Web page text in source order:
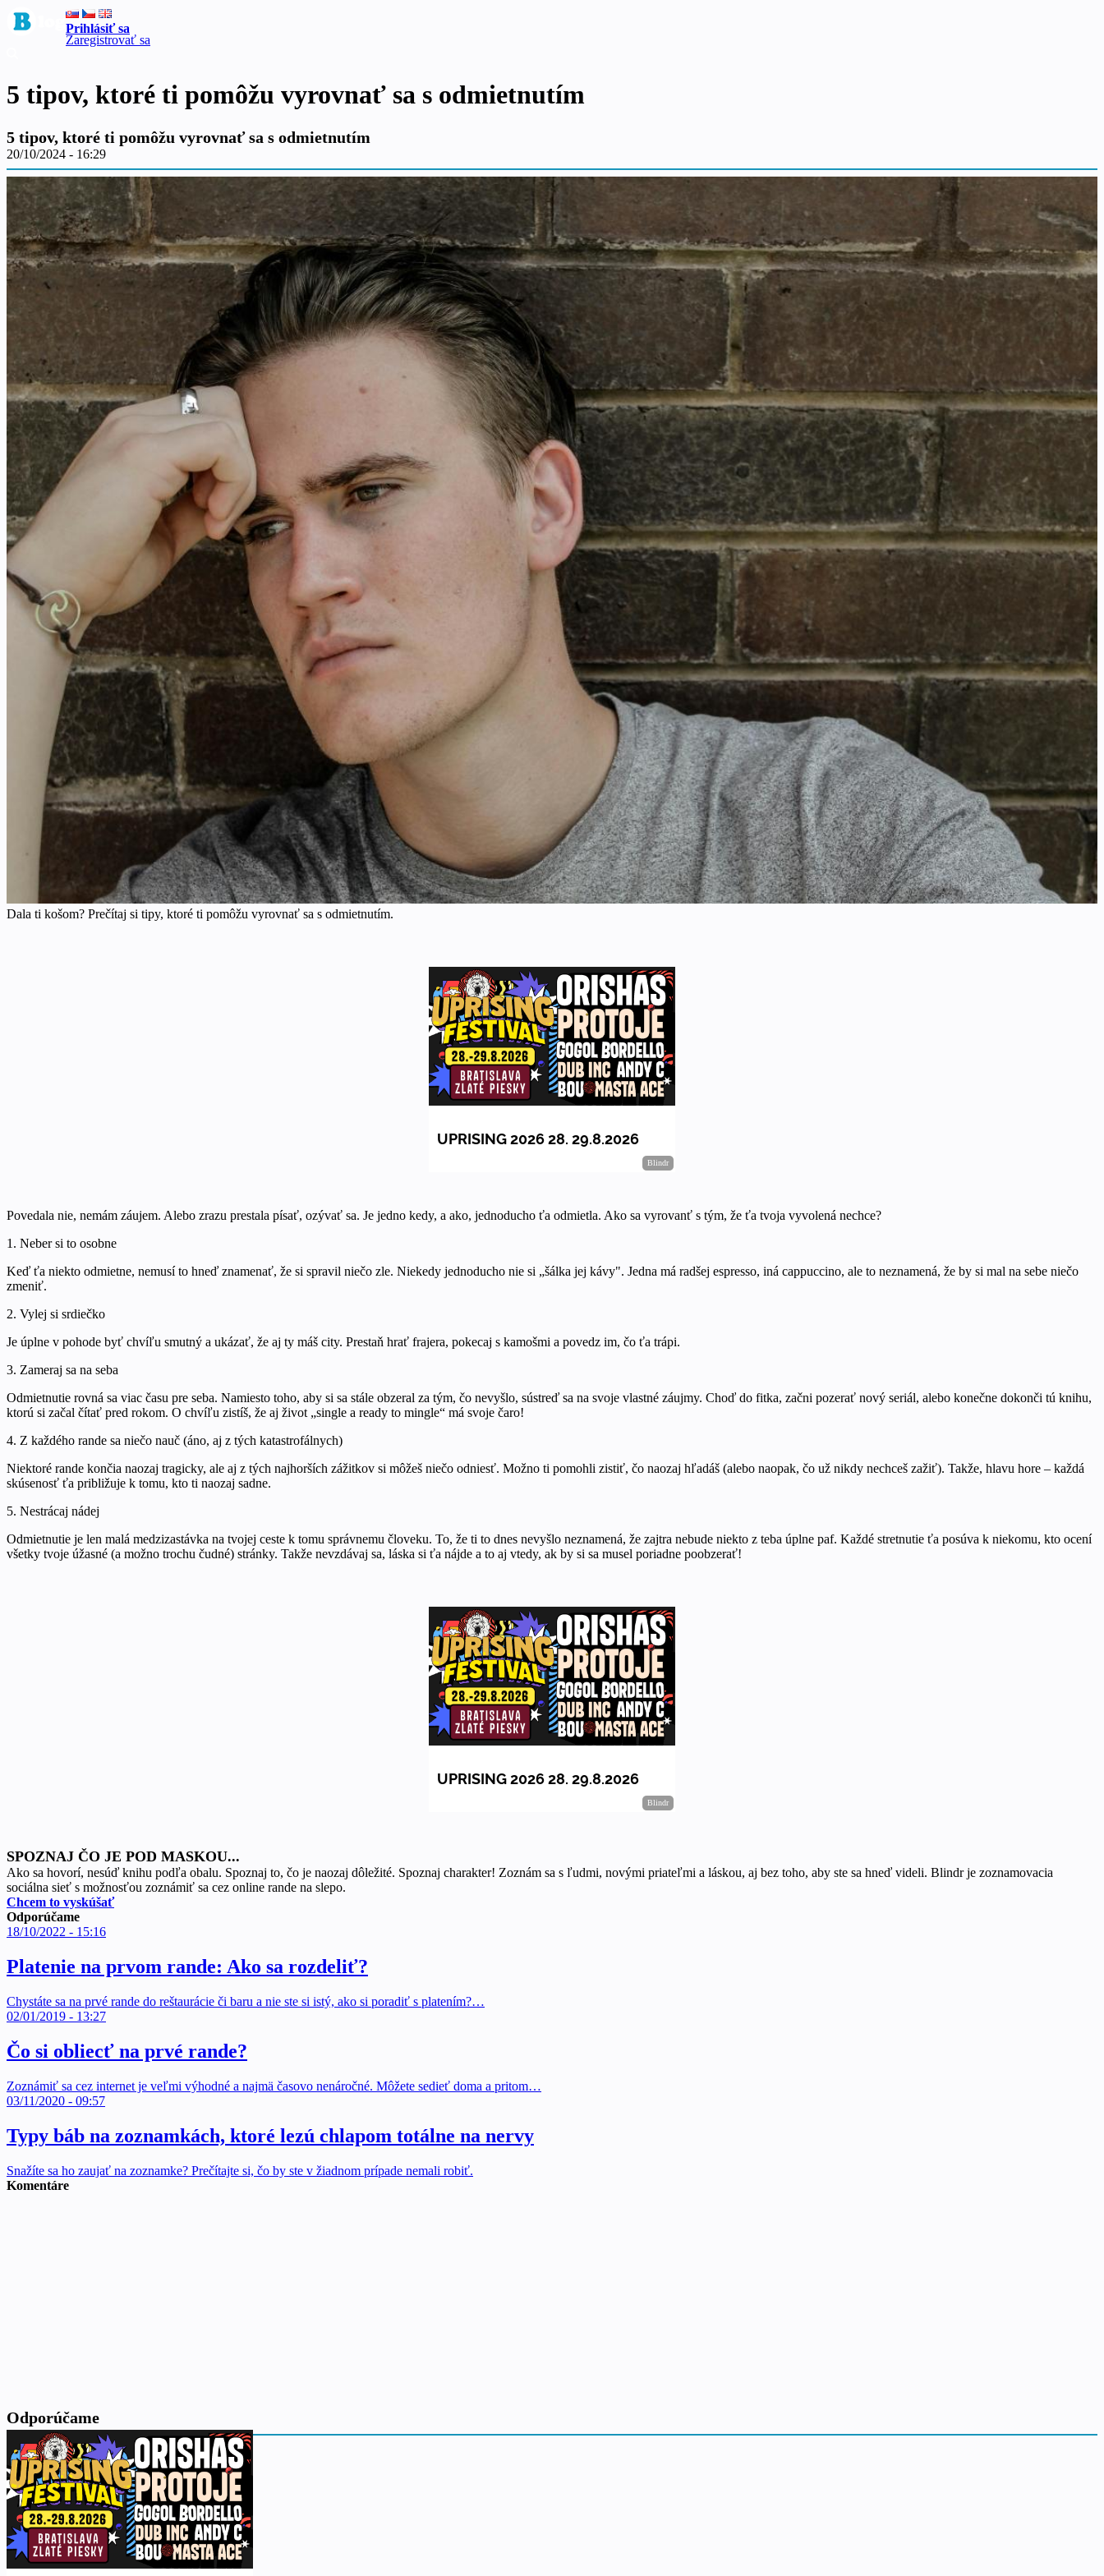
Prihlásiť sa
Zaregistrovať sa
5 tipov, ktoré ti pomôžu vyrovnať sa s odmietnutím
5 tipov, ktoré ti pomôžu vyrovnať sa s odmietnutím
20/10/2024 - 16:29
Dala ti košom? Prečítaj si tipy, ktoré ti pomôžu vyrovnať sa s odmietnutím.
Povedala nie, nemám záujem. Alebo zrazu prestala písať, ozývať sa. Je jedno kedy, a ako, jednoducho ťa odmietla. Ako sa vyrovanť s tým, že ťa tvoja vyvolená nechce?
1. Neber si to osobne
Keď ťa niekto odmietne, nemusí to hneď znamenať, že si spravil niečo zle. Niekedy jednoducho nie si „šálka jej kávy". Jedna má radšej espresso, iná cappuccino, ale to neznamená, že by si mal na sebe niečo
zmeniť.
2. Vylej si srdiečko
Je úplne v pohode byť chvíľu smutný a ukázať, že aj ty máš city. Prestaň hrať frajera, pokecaj s kamošmi a povedz im, čo ťa trápi.
3. Zameraj sa na seba
Odmietnutie rovná sa viac času pre seba. Namiesto toho, aby si sa stále obzeral za tým, čo nevyšlo, sústreď sa na svoje vlastné záujmy. Choď do fitka, začni pozerať nový seriál, alebo konečne dokonči tú knihu,
ktorú si začal čítať pred rokom. O chvíľu zistíš, že aj život „single a ready to mingle“ má svoje čaro!
4. Z každého rande sa niečo nauč (áno, aj z tých katastrofálnych)
Niektoré rande končia naozaj tragicky, ale aj z tých najhorších zážitkov si môžeš niečo odniesť. Možno ti pomohli zistiť, čo naozaj hľadáš (alebo naopak, čo už nikdy nechceš zažiť). Takže, hlavu hore – každá
skúsenosť ťa približuje k tomu, kto ti naozaj sadne.
5. Nestrácaj nádej
Odmietnutie je len malá medzizastávka na tvojej ceste k tomu správnemu človeku. To, že ti to dnes nevyšlo neznamená, že zajtra nebude niekto z teba úplne paf. Každé stretnutie ťa posúva k niekomu, kto ocení
všetky tvoje úžasné (a možno trochu čudné) stránky. Takže nevzdávaj sa, láska si ťa nájde a to aj vtedy, ak by si sa musel poriadne poobzerať!
SPOZNAJ ČO JE POD MASKOU...
Ako sa hovorí, nesúď knihu podľa obalu. Spoznaj to, čo je naozaj dôležité. Spoznaj charakter! Zoznám sa s ľudmi, novými priateľmi a láskou, aj bez toho, aby ste sa hneď videli. Blindr je zoznamovacia
sociálna sieť s možnosťou zoznámiť sa cez online rande na slepo.
Chcem to vyskúšať
Odporúčame
18/10/2022 - 15:16
Platenie na prvom rande: Ako sa rozdeliť?
Chystáte sa na prvé rande do reštaurácie či baru a nie ste si istý, ako si poradiť s platením?…
02/01/2019 - 13:27
Čo si obliecť na prvé rande?
Zoznámiť sa cez internet je veľmi výhodné a najmä časovo nenáročné. Môžete sedieť doma a pritom…
03/11/2020 - 09:57
Typy báb na zoznamkách, ktoré lezú chlapom totálne na nervy
Snažíte sa ho zaujať na zoznamke? Prečítajte si, čo by ste v žiadnom prípade nemali robiť.
Komentáre
Odporúčame